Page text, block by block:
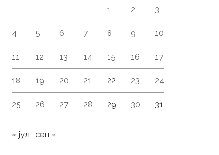
1 2 3
4 5 6 7 8 9 10
11 12 13 14 15 16 17
18 19 20 21 22 23 24
25 26 27 28 29 30 31
« јул сеп »